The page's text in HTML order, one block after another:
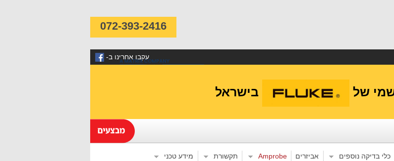
072-393-2416
-עקבו אחרינו ב
של בישראל
כלי בדיקה נוספים אביזרים Amprobe תקשורת מידע טכני